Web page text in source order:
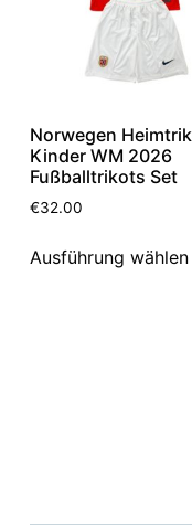
Norwegen
Kinder WM 2026
Fußballtrikots Set
€32.00
Ausführung wählen